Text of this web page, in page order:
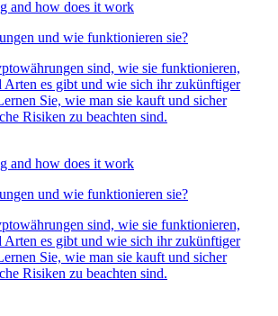
und wie funktionieren sie?
sind, wie sie funktionieren,
Arten es gibt und wie sich ihr zukünftiger
Sie, wie man sie kauft und sicher
Risiken zu beachten sind.
und wie funktionieren sie?
sind, wie sie funktionieren,
Arten es gibt und wie sich ihr zukünftiger
Sie, wie man sie kauft und sicher
Risiken zu beachten sind.